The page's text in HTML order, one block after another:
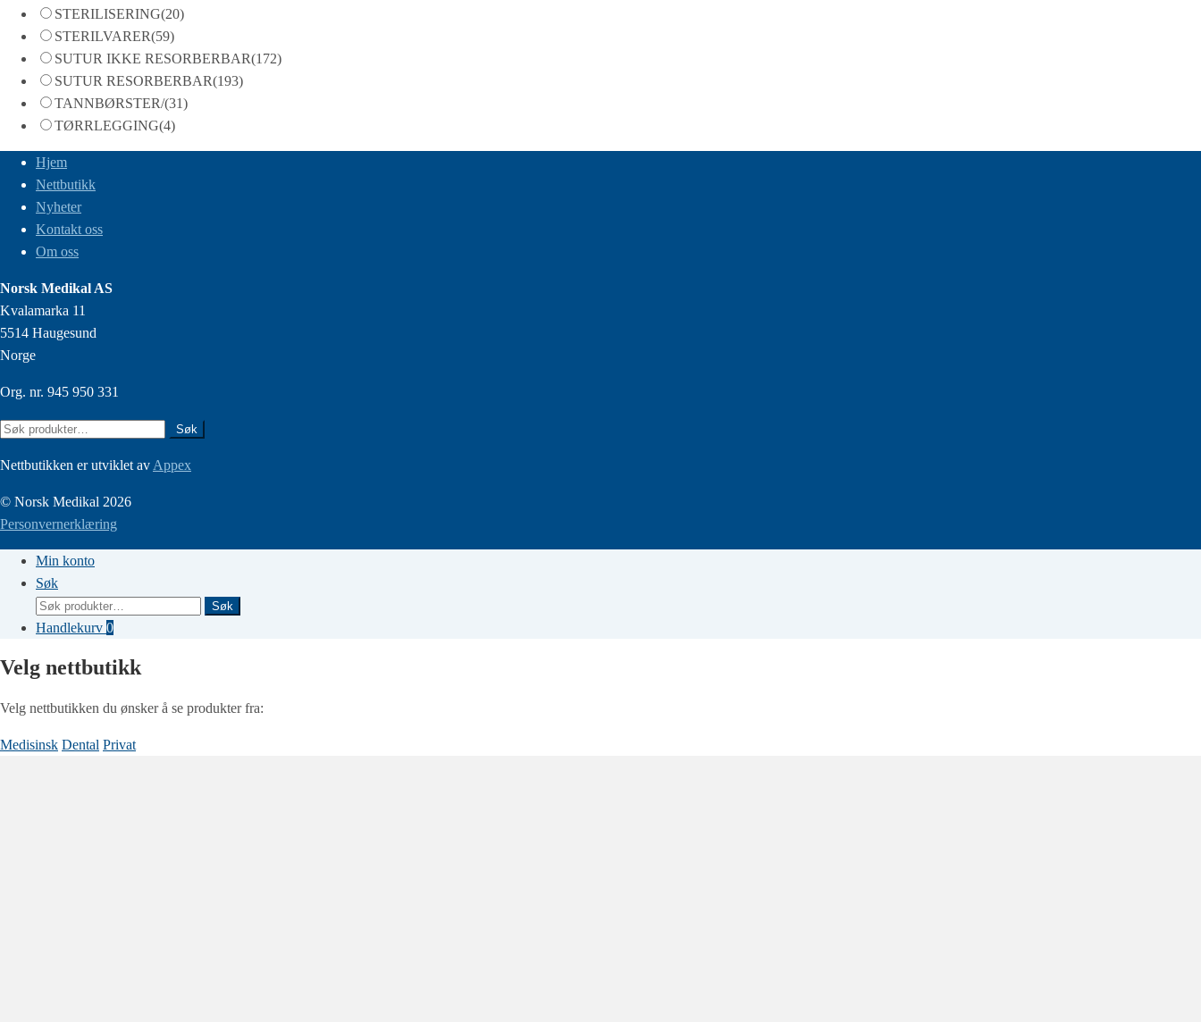
STERILISERING(20)
STERILVARER(59)
SUTUR IKKE RESORBERBAR(172)
SUTUR RESORBERBAR(193)
TANNBØRSTER/(31)
TØRRLEGGING(4)
Hjem
Nettbutikk
Nyheter
Kontakt oss
Om oss
Norsk Medikal AS
Kvalamarka 11
5514 Haugesund
Norge
Org. nr. 945 950 331
Søk
Søk
Nettbutikken er utviklet av Appex
© Norsk Medikal 2026
Personvernerklæring
Min konto
Søk
Søk
etter:
Søk
Handlekurv 0
Velg nettbutikk
Velg nettbutikken du ønsker å se produkter fra:
Medisinsk Dental Privat